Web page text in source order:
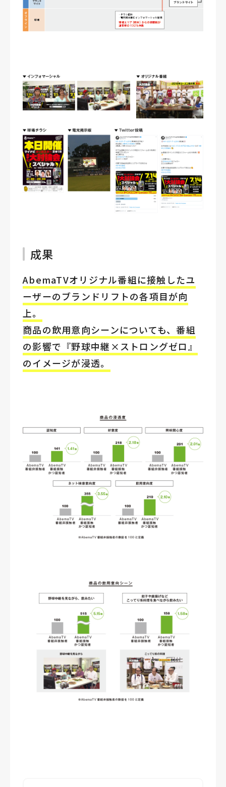
成果
AbemaTVオリジナル番組に接触したユ
ーザーのブランドリフトの各項目が向
上。
商品の飲用意向シーンについても、番組
の影響で『野球中継×ストロングゼロ』
のイメージが浸透。